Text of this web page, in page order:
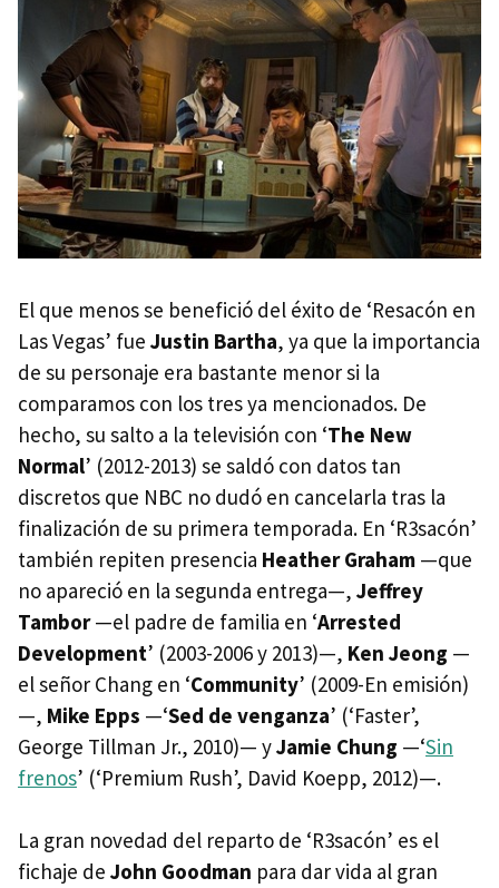
El que menos se benefició del éxito de ‘Resacón en
Las Vegas’ fue Justin Bartha, ya que la importancia
de su personaje era bastante menor si la
comparamos con los tres ya mencionados. De
hecho, su salto a la televisión con ‘The New
Normal’ (2012-2013) se saldó con datos tan
discretos que NBC no dudó en cancelarla tras la
finalización de su primera temporada. En ‘R3sacón’
también repiten presencia Heather Graham —que
no apareció en la segunda entrega—, Jeffrey
Tambor—el padre de familia en ‘Arrested
Development’ (2003-2006 y 2013)—, Ken Jeong —
el señor Chang en ‘Community’ (2009-En emisión)
—, Mike Epps —‘Sed de venganza’ (‘Faster’,
George Tillman Jr., 2010)— yJamie Chung —‘Sin
frenos’ (‘Premium Rush’, David Koepp, 2012)—.
La gran novedad del reparto de ‘R3sacón’ es el
fichaje de John Goodman para dar vida al gran